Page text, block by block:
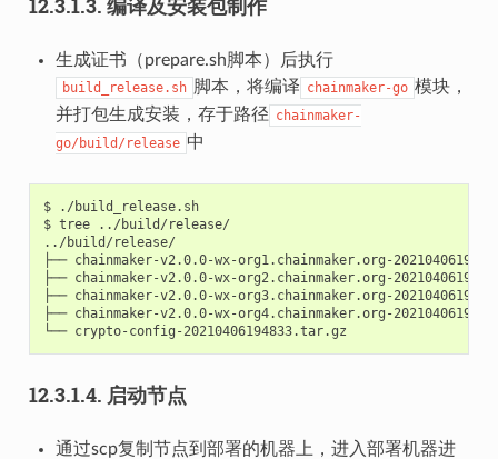
12.3.1.3. 编译及安装包制作
生成证书（prepare.sh脚本）后执行
build_release.sh 脚本，将编译 chainmaker-go 模块，
并打包生成安装，存于路径 chainmaker-
go/build/release 中
$
./build_release.sh
$ tree
../build/release/
../build/release/
├── chainmaker-v2.0.0-wx-org1.chainmaker.org-
├── chainmaker-v2.0.0-wx-org2.chainmaker.org-
├── chainmaker-v2.0.0-wx-org3.chainmaker.org-
├── chainmaker-v2.0.0-wx-org4.chainmaker.org-
└──
12.3.1.4. 启动节点
通过scp复制节点到部署的机器上，进入部署机器进